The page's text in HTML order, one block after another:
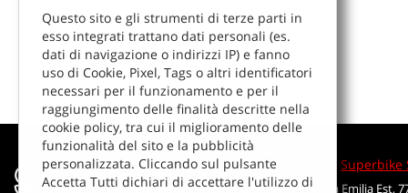
Superbike
Via Emilia Est,
Questo sito e gli strumenti di terze parti in
esso integrati trattano dati personali (es.
dati di navigazione o indirizzi IP) e fanno
uso di Cookie, Pixel, Tags o altri identificatori
necessari per il funzionamento e per il
raggiungimento delle finalità descritte nella
cookie policy, tra cui il miglioramento delle
funzionalità del sito e la pubblicità
personalizzata. Cliccando sul pulsante
Accetta Tutti dichiari di accettare l'utilizzo di
seguito
descritte.
ottenere
maggiori
informazioni
sull'utilità
funzionamento